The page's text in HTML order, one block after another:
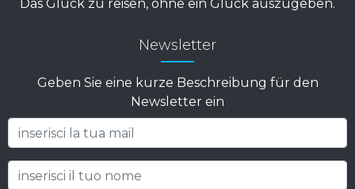
Geben Sie eine kurze Beschreibung für den
Newsletter ein